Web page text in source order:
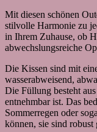
Mit diesen schönen
stilvolle Harmonie zu
in Ihrem Zuhause, ob
abwechslungsreiche
Die Kissen sind mit
wasserabweisend,
Die Füllung besteht
entnehmbar ist. Das
Sommerregen oder
können, sie sind robust